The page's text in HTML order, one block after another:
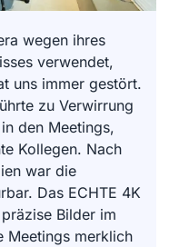
wegen ihres
verwendet,
uns immer gestört.
zu Verwirrung
den Meetings,
Kollegen. Nach
war die
Das ECHTE 4K
Bilder im
Meetings merklich